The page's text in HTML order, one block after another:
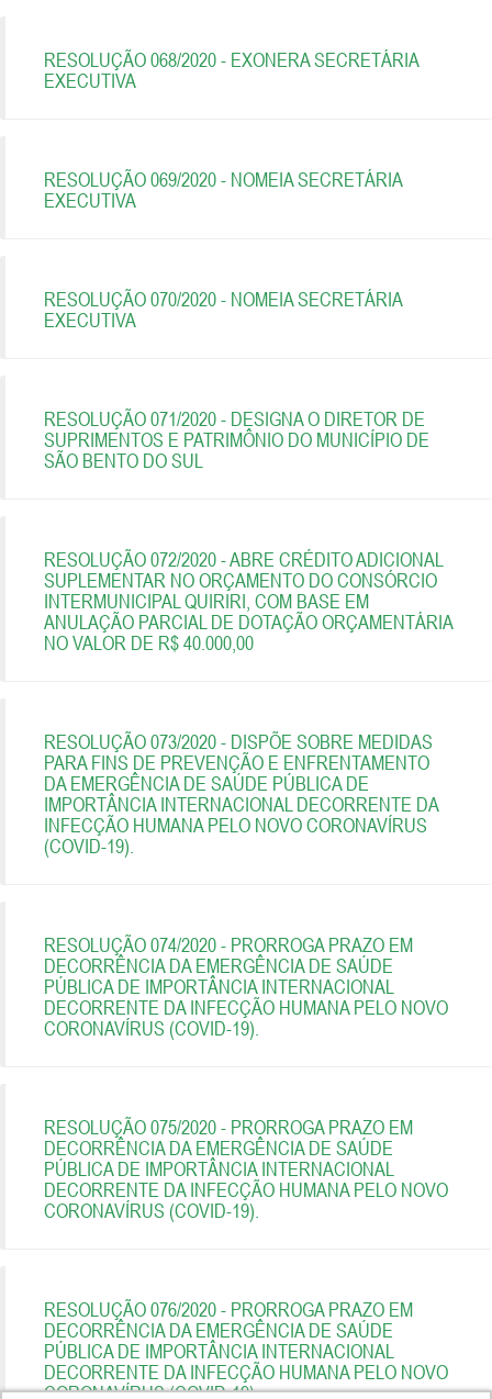
RESOLUÇÃO 068/2020 - EXONERA SECRETÁRIA
EXECUTIVA
RESOLUÇÃO 069/2020 - NOMEIA SECRETÁRIA
EXECUTIVA
RESOLUÇÃO 070/2020 - NOMEIA SECRETÁRIA
EXECUTIVA
RESOLUÇÃO 071/2020 - DESIGNA O DIRETOR DE
SUPRIMENTOS E PATRIMÔNIO DO MUNICÍPIO DE
SÃO BENTO DO SUL
RESOLUÇÃO 072/2020 - ABRE CRÉDITO ADICIONAL
SUPLEMENTAR NO ORÇAMENTO DO CONSÓRCIO
INTERMUNICIPAL QUIRIRI, COM BASE EM
ANULAÇÃO PARCIAL DE DOTAÇÃO ORÇAMENTÁRIA
NO VALOR DE R$ 40.000,00
RESOLUÇÃO 073/2020 - DISPÕE SOBRE MEDIDAS
PARA FINS DE PREVENÇÃO E ENFRENTAMENTO
DA EMERGÊNCIA DE SAÚDE PÚBLICA DE
IMPORTÂNCIA INTERNACIONAL DECORRENTE DA
INFECÇÃO HUMANA PELO NOVO CORONAVÍRUS
(COVID-19).
RESOLUÇÃO 074/2020 - PRORROGA PRAZO EM
DECORRÊNCIA DA EMERGÊNCIA DE SAÚDE
PÚBLICA DE IMPORTÂNCIA INTERNACIONAL
DECORRENTE DA INFECÇÃO HUMANA PELO NOVO
CORONAVÍRUS (COVID-19).
RESOLUÇÃO 075/2020 - PRORROGA PRAZO EM
DECORRÊNCIA DA EMERGÊNCIA DE SAÚDE
PÚBLICA DE IMPORTÂNCIA INTERNACIONAL
DECORRENTE DA INFECÇÃO HUMANA PELO NOVO
CORONAVÍRUS (COVID-19).
RESOLUÇÃO 076/2020 - PRORROGA PRAZO EM
DECORRÊNCIA DA EMERGÊNCIA DE SAÚDE
PÚBLICA DE IMPORTÂNCIA INTERNACIONAL
DECORRENTE DA INFECÇÃO HUMANA PELO NOVO
CORONAVÍRUS (COVID-19).